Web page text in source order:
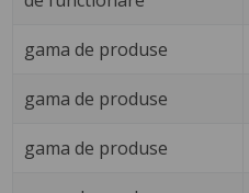
gama de produse
gama de produse
gama de produse